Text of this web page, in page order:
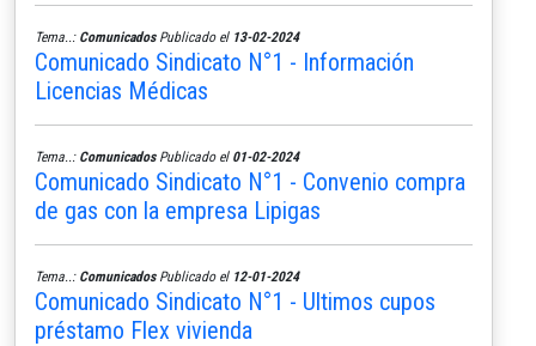
Tema..: ComunicadosPublicado el 13-02-2024
Comunicado Sindicato N°1 - Información
Licencias Médicas
Tema..: ComunicadosPublicado el 01-02-2024
Comunicado Sindicato N°1 - Convenio compra
de gas con la empresa Lipigas
Tema..: ComunicadosPublicado el 12-01-2024
Comunicado Sindicato N°1 - Ultimos cupos
préstamo Flex vivienda